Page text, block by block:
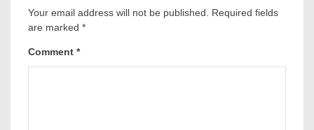
Your email address will not be published.
Required fields
are marked *
Comment *